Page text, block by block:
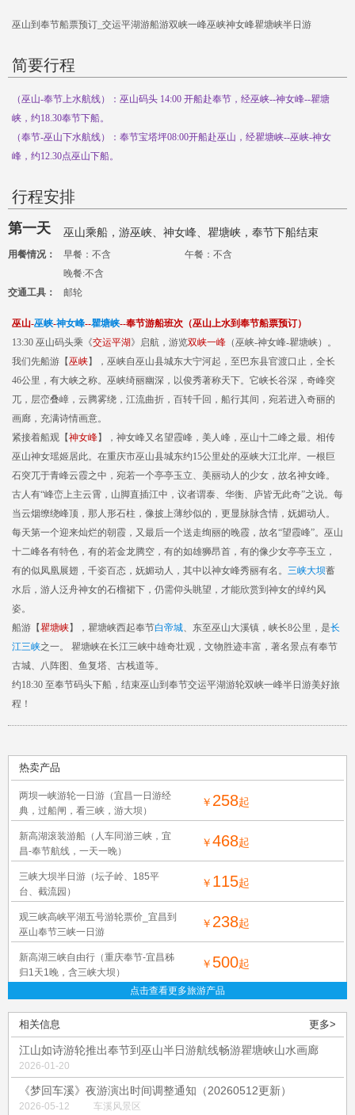
巫山到奉节船票预订_交运平湖游船游双峡一峰巫峡神女峰瞿塘峡半日游
简要行程
（巫山-奉节上水航线）：巫山码头 14:00 开船赴奉节，经巫峡--神女峰--瞿塘
峡，约18.30奉节下船。
（奉节-巫山下水航线）：奉节宝塔坪08:00开船赴巫山，经瞿塘峡--巫峡-神女
峰，约12.30点巫山下船。
行程安排
第一天 巫山乘船，游巫峡、神女峰、瞿塘峡，奉节下船结束
用餐情况： 早餐：不含
午餐：不含
晚餐:不含
交通工具：
邮轮
巫山-巫峡-神女峰--瞿塘峡--奉节游船班次（巫山上水到奉节船票预订）
13:30 巫山码头乘《交运平湖》启航，游览双峡一峰 （巫峡-神女峰-瞿塘峡）。
我们先船游【巫峡】，巫峡自巫山县城东大宁河起，至巴东县官渡口止，全长
46公里，有大峡之称。巫峡绮丽幽深，以俊秀著称天下。它峡长谷深，奇峰突
兀，层峦叠嶂，云腾雾绕，江流曲折，百转千回，船行其间，宛若进入奇丽的
画廊，充满诗情画意。
紧接着船观【神女峰】，神女峰又名望霞峰，美人峰，巫山十二峰之最。相传
巫山神女瑶姬居此。在重庆市巫山县城东约15公里处的巫峡大江北岸。一根巨
石突兀于青峰云霞之中，宛若一个亭亭玉立、美丽动人的少女，故名神女峰。
古人有“峰峦上主云霄，山脚直插江中，议者谓泰、华衡、庐皆无此奇”之说。每
当云烟缭绕峰顶，那人形石柱，像披上薄纱似的，更显脉脉含情，妩媚动人。
每天第一个迎来灿烂的朝霞，又最后一个送走绚丽的晚霞，故名“望霞峰”。巫山
十二峰各有特色，有的若金龙腾空，有的如雄狮昂首，有的像少女亭亭玉立，
有的似凤凰展翅，千姿百态，妩媚动人，其中以神女峰秀丽有名。 三峡大坝蓄
水后，游人泛舟神女的石榴裙下，仍需仰头眺望，才能欣赏到神女的绰约风
姿。
船游【瞿塘峡】，瞿塘峡西起奉节白帝城、东至巫山大溪镇，峡长8公里，是长
江三峡之一。 瞿塘峡在长江三峡中雄奇壮观，文物胜迹丰富，著名景点有奉节
古城、八阵图、鱼复塔、古栈道等。
约18:30 至奉节码头下船，结束巫山到奉节交运平湖游轮双峡一峰半日游美好旅
程！
热卖产品
两坝一峡游轮一日游（宜昌一日游经
典，过船闸，看三峡，游大坝）
￥ 258起
新高湖滚装游船（人车同游三峡，宜
昌-奉节航线，一天一晚）
￥468起
三峡大坝半日游（坛子岭、185平
台、截流园）
￥ 115起
观三峡高峡平湖五号游轮票价_宜昌到
巫山奉节三峡一日游
￥ 238起
新高湖三峡自由行（重庆奉节-宜昌秭
归1天1晚，含三峡大坝）
￥ 500起
点击查看更多旅游产品
相关信息 更多>
江山如诗游轮推出奉节到巫山半日游航线畅游瞿塘峡山水画廊
2026-01-20
《梦回车溪》夜游演出时间调整通知（20260512更新）
2026-05-12 车溪风景区